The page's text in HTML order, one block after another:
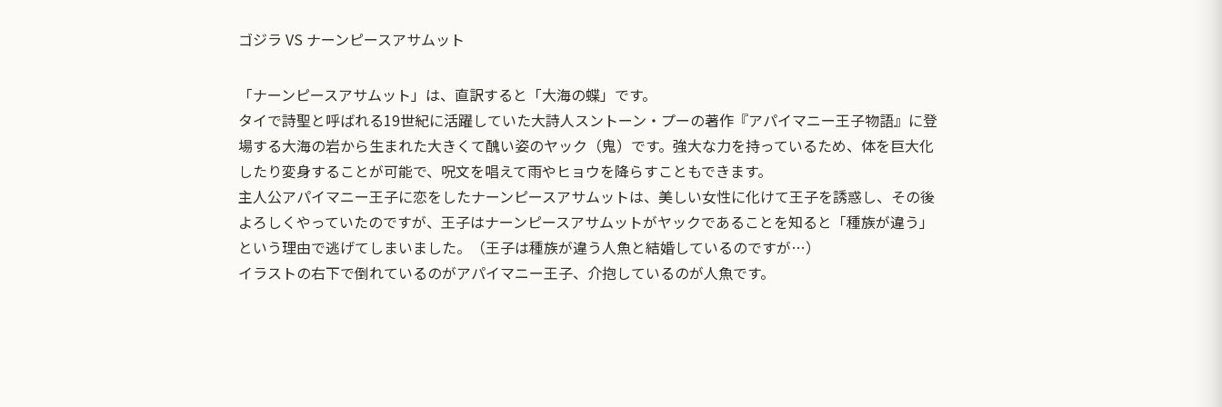
ゴジラ VS ナーンピースアサムット
「ナーンピースアサムット」は、直訳すると「大海の蝶」です。
タイで詩聖と呼ばれる19世紀に活躍していた大詩人スントーン・プーの著作『アパイマニー王子物語』に登
場する大海の岩から生まれた大きくて醜い姿のヤック（鬼）です。強大な力を持っているため、体を巨大化
したり変身することが可能で、呪文を唱えて雨やヒョウを降らすこともできます。
主人公アパイマニー王子に恋をしたナーンピースアサムットは、美しい女性に化けて王子を誘惑し、その後
よろしくやっていたのですが、王子はナーンピースアサムットがヤックであることを知ると「種族が違う」
という理由で逃げてしまいました。（王子は種族が違う人魚と結婚しているのですが…）
イラストの右下で倒れているのがアパイマニー王子、介抱しているのが人魚です。